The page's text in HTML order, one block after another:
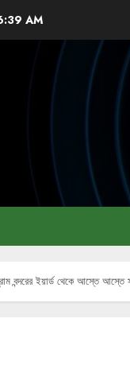
AM
বন্দরের ইয়ার্ড থেকে আস্তে আস্তে